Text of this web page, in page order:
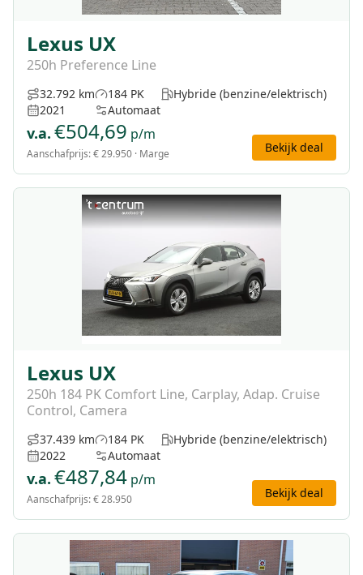
Lexus UX
250h Preference Line
32.792 km
2021
184 PK
Automaat
Hybride (benzine/elektrisch)
v.a. €504,69 p/m
Aanschafprijs:€ 29.950 · Marge Bekijk deal
Lexus UX
250h 184 PK Comfort Line, Carplay, Adap. Cruise
Control, Camera
37.439 km
2022
184 PK
Automaat
Hybride (benzine/elektrisch)
v.a. €487,84 p/m
Aanschafprijs:€ 28.950 Bekijk deal